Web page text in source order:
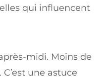
qui influencent
midi. Moins de
une astuce